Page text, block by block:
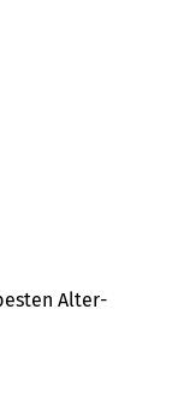
Alter­